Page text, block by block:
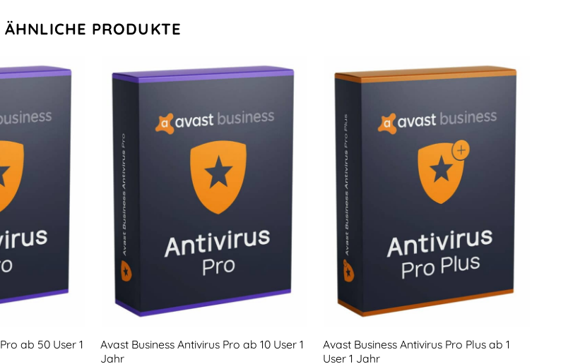
ÄHNLICHE PRODUKTE
ab 50 User 1
Avast Business Antivirus Pro ab 10 User 1
Jahr
Avast Business Antivirus Pro Plus ab 1
User 1 Jahr